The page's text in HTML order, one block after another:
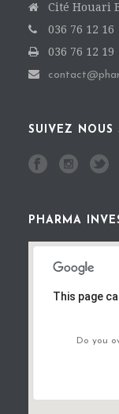
Cité Houari
036 76 12 16
036 76 12 19
SUIVEZ NOUS
PHARMA
This page
Do you